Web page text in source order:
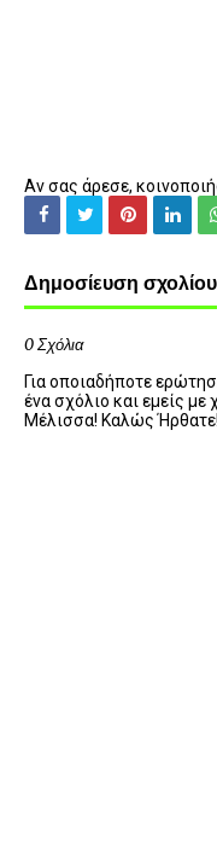
Αν σας άρεσε,
Δημοσίευση σχολίου
0 Σχόλια
Για οποιαδήποτε
ένα σχόλιο και εμείς
Μέλισσα! Καλώς Ήρθατε!